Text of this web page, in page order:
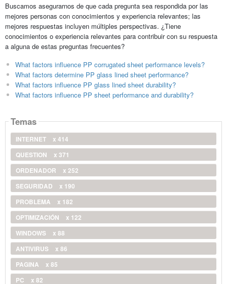
Buscamos asegurarnos de que cada pregunta sea respondida por las
mejores personas con conocimientos y experiencia relevantes; las
mejores respuestas incluyen múltiples perspectivas. ¿Tiene
conocimientos o experiencia relevantes para contribuir con su respuesta
a alguna de estas preguntas frecuentes?
What factors influence PP corrugated sheet performance levels?
What factors determine PP glass lined sheet performance?
What factors influence PP glass lined sheet durability?
What factors influence PP sheet performance and durability?
Temas
INTERNET
x 414
QUESTION
x 371
ORDENADOR
x 252
SEGURIDAD
x 190
PROBLEMA
x 182
OPTIMIZACIÓN
x 122
WINDOWS
x 88
ANTIVIRUS
x 86
PAGINA
x 85
PC
x 82